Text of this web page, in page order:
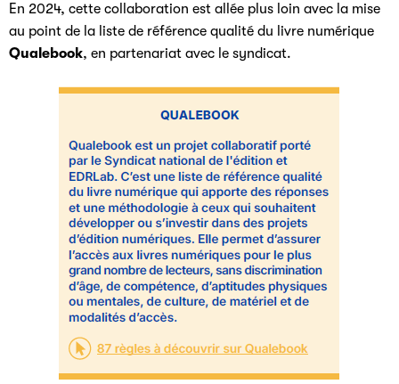
En 2024, cette collaboration est allée plus loin avec la mise
au point de la liste de référence qualité du livre numérique
Qualebook, en partenariat avec le syndicat.